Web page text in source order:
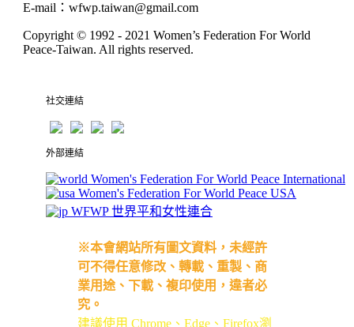
E-mail ： wfwp.taiwan@gmail.com
Copyright © 1992 - 2021 Women’s Federation For World
Peace-Taiwan. All rights reserved.
社交連結
外部連結
Women's Federation For World Peace International
Women's Federation For World Peace USA
WFWP 世界平和女性連合
※本會網站所有圖文資料，未經許
可不得任意修改、轉載、重製、商
業用途、下載、複印使用，違者必
究。
建議使用 Chrome、Edge、Firefox瀏